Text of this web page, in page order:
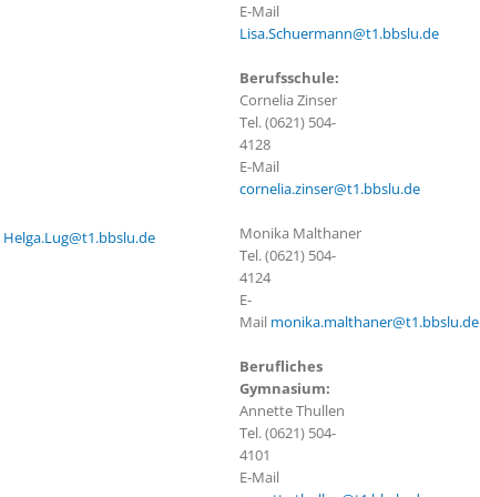
Helga.Lug@t1.bbslu.de
E-Mail
Lisa.Schuermann@t1.bbslu.de
Berufsschule:
Cornelia Zinser
Tel. (0621) 504-
4128
E-Mail
cornelia.zinser@t1.bbslu.de
Monika Malthaner
Tel. (0621) 504-
4124
E-
Mail monika.malthaner@t1.bbslu.de
Berufliches
Gymnasium:
Annette Thullen
Tel. (0621) 504-
4101
E-Mail